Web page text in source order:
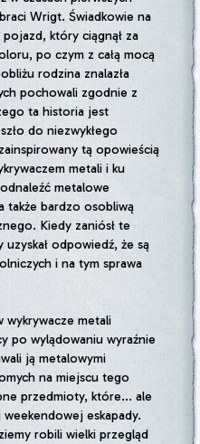
Wrigt. Świadkowie na
który ciągnął za
po czym z całą mocą
rodzina znalazła
pochowali zgodnie z
ta historia jest
do niezwykłego
tą opowieścią
metali i ku
metalowe
także bardzo osobliwą
Kiedy zaniósł te
odpowiedź, że są
i na tym sprawa
wykrywacze metali
po wylądowaniu wyraźnie
ją metalowymi
na miejscu tego
przedmioty, które... ale
eskapady.
robili wielki przegląd